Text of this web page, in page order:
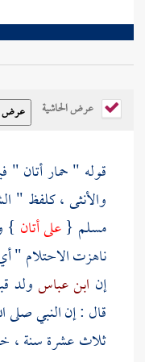
عرض الحاشية
قوله " حمار أتان "
والأنثى ، كلفظ "
مسلم {على أتان }
ناهزت الاحتلام "
إن ابن عباسولد
قال : إن النبي صلى
ثلاث عشرة سنة ،